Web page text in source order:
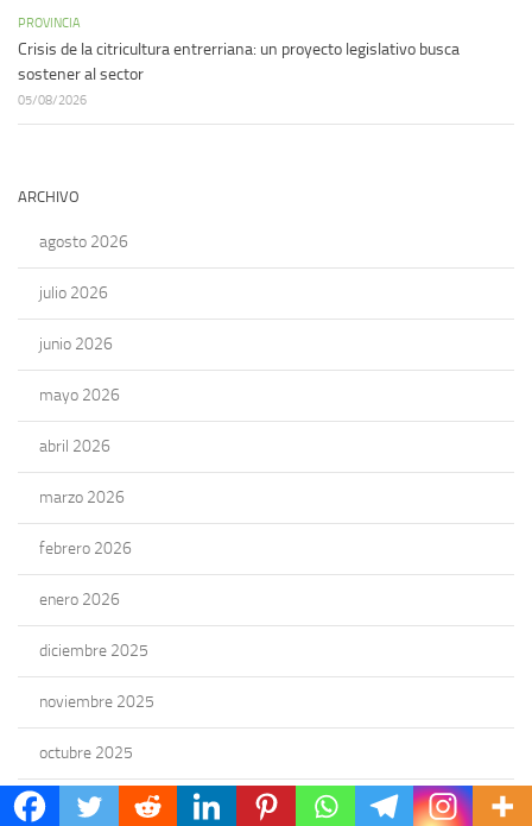
PROVINCIA
Crisis de la citricultura entrerriana: un proyecto legislativo busca
sostener al sector
05/08/2026
ARCHIVO
agosto 2026
julio 2026
junio 2026
mayo 2026
abril 2026
marzo 2026
febrero 2026
enero 2026
diciembre 2025
noviembre 2025
octubre 2025
septiembre 2025